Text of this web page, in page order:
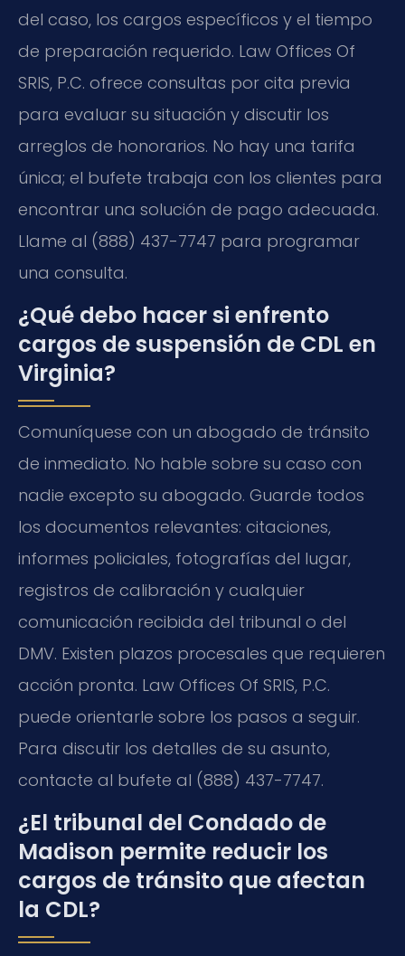
del caso, los cargos específicos y el tiempo
de preparación requerido. Law Offices Of
SRIS, P.C. ofrece consultas por cita previa
para evaluar su situación y discutir los
arreglos de honorarios. No hay una tarifa
única; el bufete trabaja con los clientes para
encontrar una solución de pago adecuada.
Llame al (888) 437-7747 para programar
una consulta.
¿Qué debo hacer si enfrento
cargos de suspensión de CDL en
Virginia?
Comuníquese con un abogado de tránsito
de inmediato. No hable sobre su caso con
nadie excepto su abogado. Guarde todos
los documentos relevantes: citaciones,
informes policiales, fotografías del lugar,
registros de calibración y cualquier
comunicación recibida del tribunal o del
DMV. Existen plazos procesales que requieren
acción pronta. Law Offices Of SRIS, P.C.
puede orientarle sobre los pasos a seguir.
Para discutir los detalles de su asunto,
contacte al bufete al (888) 437-7747.
¿El tribunal del Condado de
Madison permite reducir los
cargos de tránsito que afectan
la CDL?